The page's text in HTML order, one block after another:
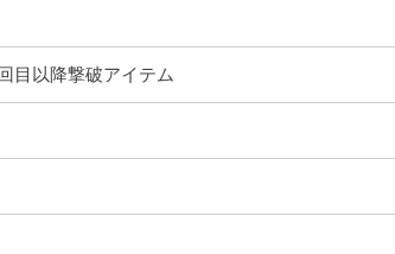
目以降撃破アイテム